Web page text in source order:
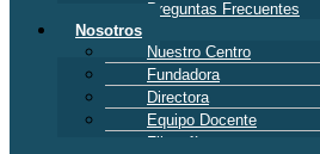
Preguntas Frecuentes
Nosotros
Nuestro Centro
Fundadora
Directora
Equipo Docente
Filosofía